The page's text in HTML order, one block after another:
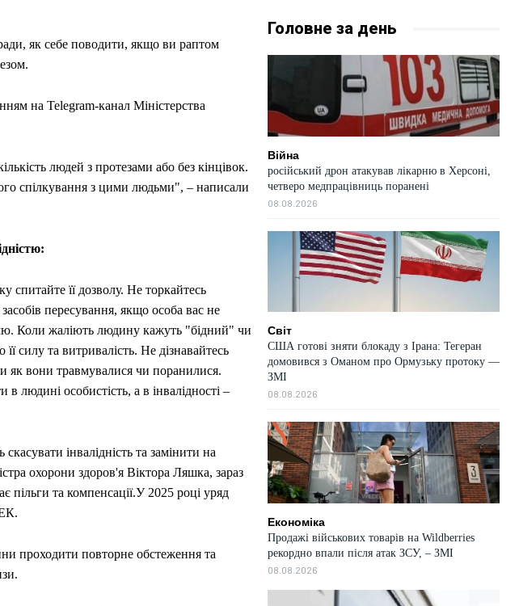
як себе поводити, якщо ви раптом
на Telegram-канал Міністерства
людей з протезами або без кінцівок.
спілкування з цими людьми", – написали
її дозволу. Не торкайтесь
пересування, якщо особа вас не
Коли жаліють людину кажуть "бідний" чи
силу та витривалість. Не дізнавайтесь
як вони травмувалися чи поранилися.
в людині особистість, а в інвалідності –
інвалідність та замінити на
охорони здоров'я Віктора Ляшка, зараз
пільги та компенсації.У 2025 році уряд
проходити повторне обстеження та
Головне за день
Війна
російський дрон атакував лікарню в Херсоні,
четверо медпрацівниць поранені
08.08.2026
Світ
США готові зняти блокаду з Ірана: Тегеран
домовився з Оманом про Ормузьку протоку —
ЗМІ
08.08.2026
Економіка
Продажі військових товарів на Wildberries
рекордно впали після атак ЗСУ, – ЗМІ
08.08.2026